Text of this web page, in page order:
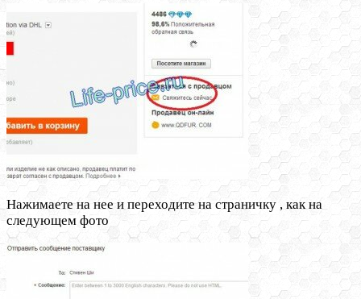
Нажимаете на нее и переходите на страничку , как на
следующем фото